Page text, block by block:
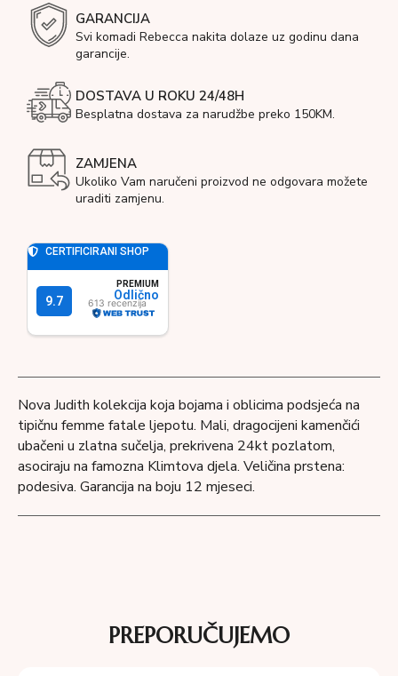
GARANCIJA
Svi komadi Rebecca nakita dolaze uz godinu dana
garancije.
DOSTAVA U ROKU 24/48H
Besplatna dostava za narudžbe preko 150KM.
ZAMJENA
Ukoliko Vam naručeni proizvod ne odgovara možete
uraditi zamjenu.
Nova Judith kolekcija koja bojama i oblicima podsjeća na
tipičnu femme fatale ljepotu. Mali, dragocijeni kamenčići
ubačeni u zlatna sučelja, prekrivena 24kt pozlatom,
asociraju na famozna Klimtova djela. Veličina prstena:
podesiva. Garancija na boju 12 mjeseci.
PREPORUČUJEMO